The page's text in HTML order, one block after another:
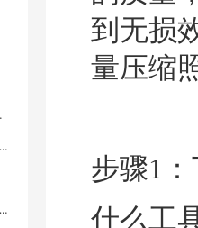
到无损
量压缩
步骤1
什么工